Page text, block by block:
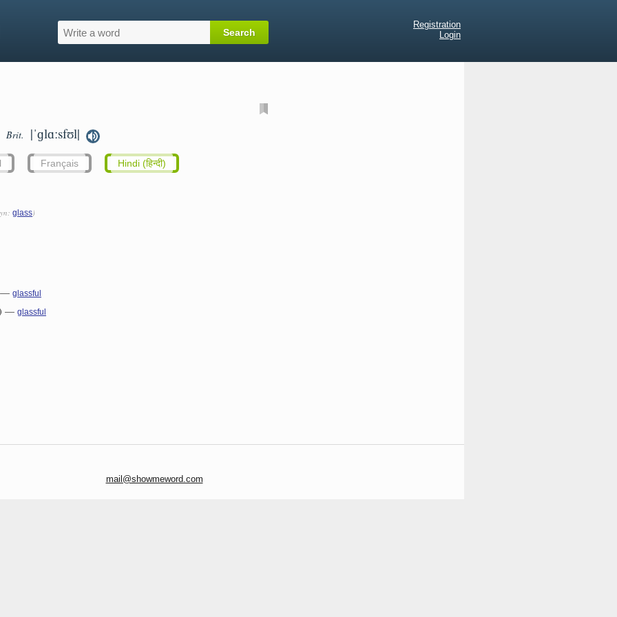
Registration
Login
Brit. |ˈɡlɑːsfʊl|
Français Hindi (हिन्दी)
glass)
glassful
— glassful
mail@showmeword.com